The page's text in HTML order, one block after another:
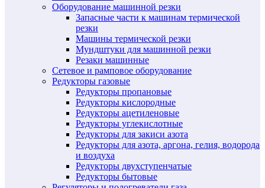
Оборудование машинной резки
Запасные части к машинам термической
резки
Машины термической резки
Мундштуки для машинной резки
Резаки машинные
Сетевое и рамповое оборудование
Редукторы газовые
Редукторы пропановые
Редукторы кислородные
Редукторы ацетиленовые
Редукторы углекислотные
Редукторы для закиси азота
Редукторы для азота, аргона, гелия, водорода
и воздуха
Редукторы двухступенчатые
Редукторы бытовые